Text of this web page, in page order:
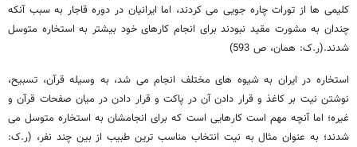
کلیمی ها از تورات چاره جویی می کردند، اما ایرانیان در دوره قاجار به سبب آنکه
چندان به مشورت مقید نبودند برای انجام کارهای خود بیشتر به استخاره متوسل
شدند.(ر.ک: همان، ص 593)
استخاره در ایران به شیوه های مختلف انجام می شد، به وسیله قرآن، تسبیح،
نوشتن نیت بر کاغذ و قرار دادن آن در پاکت و قرار دادن در میان صفحات قرآن و
غیره؛ اما آنچه مهم است کارهایی است که برای انجامشان به استخاره متوسل می
شدند؛ به عنوان مثال به نیت انتخاب مناسب ترین طبیب از بین چند نفر، (ر.ک: